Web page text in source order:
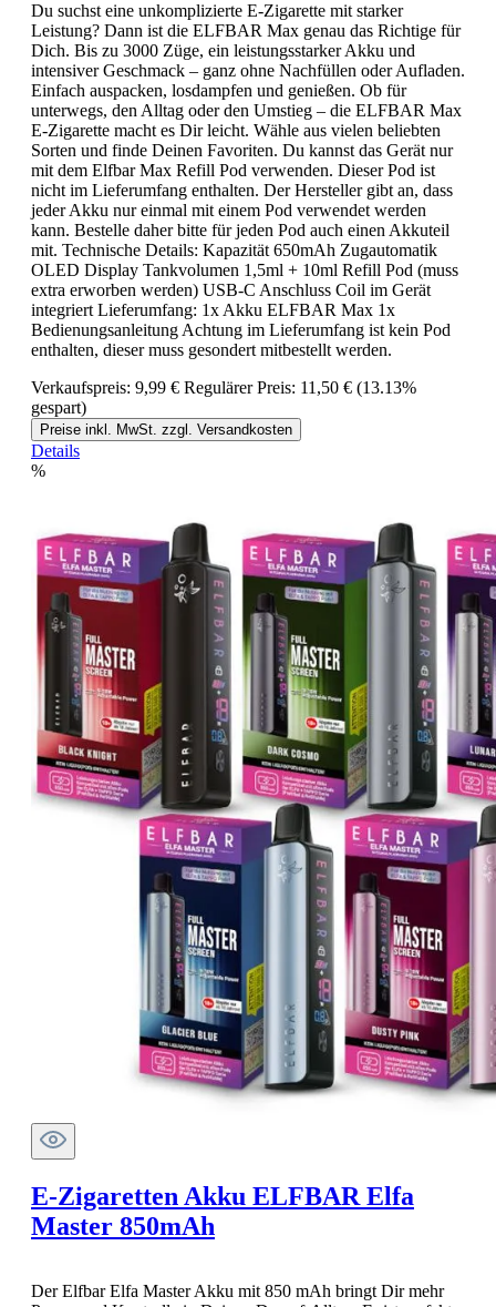
Du suchst eine unkomplizierte E-Zigarette mit starker
Leistung? Dann ist die ELFBAR Max genau das Richtige für
Dich. Bis zu 3000 Züge, ein leistungsstarker Akku und
intensiver Geschmack – ganz ohne Nachfüllen oder Aufladen.
Einfach auspacken, losdampfen und genießen. Ob für
unterwegs, den Alltag oder den Umstieg – die ELFBAR Max
E-Zigarette macht es Dir leicht. Wähle aus vielen beliebten
Sorten und finde Deinen Favoriten. Du kannst das Gerät nur
mit dem Elfbar Max Refill Pod verwenden. Dieser Pod ist
nicht im Lieferumfang enthalten. Der Hersteller gibt an, dass
jeder Akku nur einmal mit einem Pod verwendet werden
kann. Bestelle daher bitte für jeden Pod auch einen Akkuteil
mit. Technische Details: Kapazität 650mAh Zugautomatik
OLED Display Tankvolumen 1,5ml + 10ml Refill Pod (muss
extra erworben werden) USB-C Anschluss Coil im Gerät
integriert Lieferumfang: 1x Akku ELFBAR Max 1x
Bedienungsanleitung Achtung im Lieferumfang ist kein Pod
enthalten, dieser muss gesondert mitbestellt werden.
Verkaufspreis: 9,99 € Regulärer Preis: 11,50 € (13.13%
gespart)
Preise inkl. MwSt. zzgl. Versandkosten
Details
%
E-Zigaretten Akku ELFBAR Elfa
Master 850mAh
Der Elfbar Elfa Master Akku mit 850 mAh bringt Dir mehr